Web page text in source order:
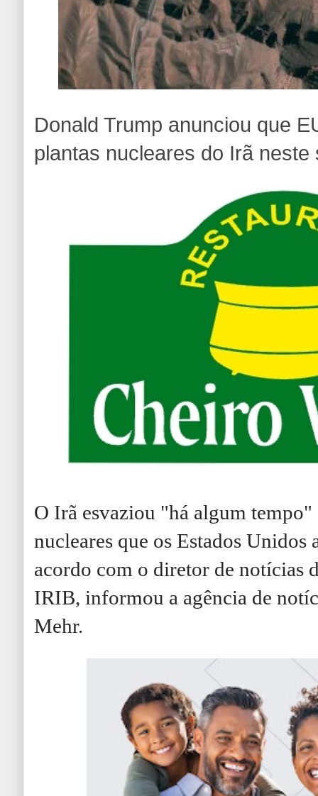
Donald Trump anunciou que
plantas nucleares do Irã neste
O Irã esvaziou "há algum tempo"
nucleares que os Estados
acordo com o diretor de notícias
IRIB, informou a agência de
Mehr.